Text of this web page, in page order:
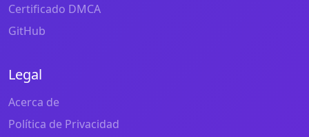
Certificado DMCA
GitHub
Legal
Acerca de
Política de Privacidad